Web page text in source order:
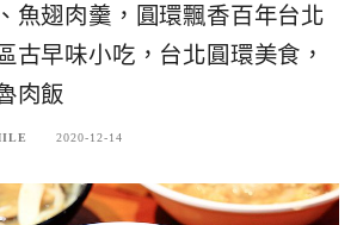
魚翅肉羹，圓環飄香百年台北
古早味小吃，台北圓環美食，
肉飯
2020-12-14